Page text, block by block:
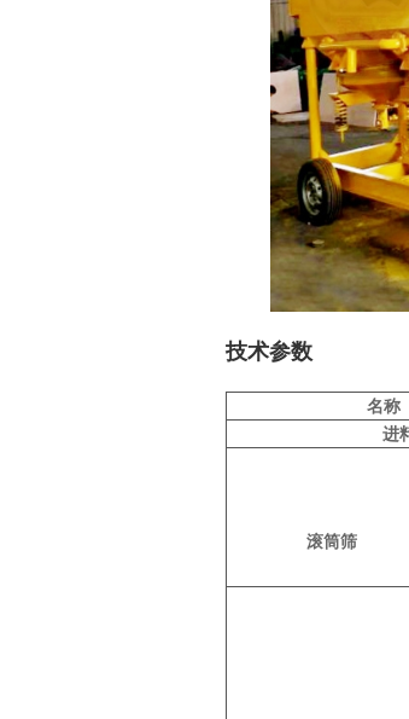
技术参数
名
进
滚筒筛